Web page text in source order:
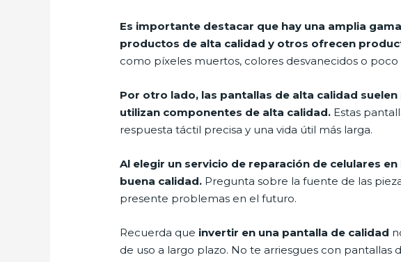
Es importante destacar que hay una amplia
productos de alta calidad y otros ofrecen
como píxeles muertos, colores desvanecidos o
Por otro lado, las pantallas de alta calidad
utilizan componentes de alta calidad. Estas
respuesta táctil precisa y una vida útil más larga.
Al elegir un servicio de reparación de celulares
buena calidad. Pregunta sobre la fuente de las
presente problemas en el futuro.
Recuerda que invertir en una pantalla de calidad
de uso a largo plazo. No te arriesgues con